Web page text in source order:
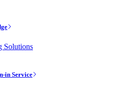
Solutions
in Service